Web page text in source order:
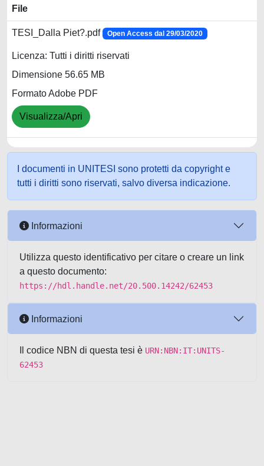
File
TESI_Dalla Piet?.pdf Open Access dal 29/03/2020
Licenza: Tutti i diritti riservati
Dimensione 56.65 MB
Formato Adobe PDF
Visualizza/Apri
I documenti in UNITESI sono protetti da copyright e
tutti i diritti sono riservati, salvo diversa indicazione.
Informazioni
Utilizza questo identificativo per citare o creare un link
a questo documento:
https://hdl.handle.net/20.500.14242/62453
Informazioni
Il codice NBN di questa tesi è URN:NBN:IT:UNITS-
62453